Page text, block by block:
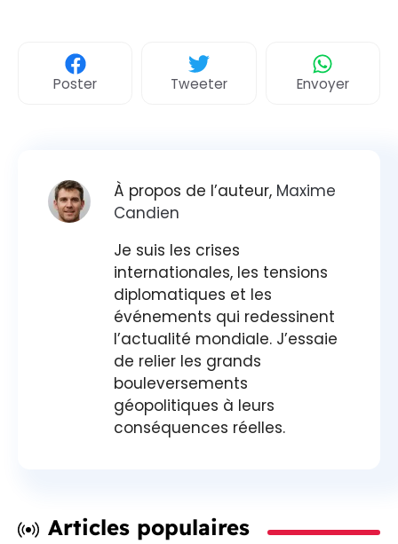
Poster Tweeter Envoyer
À propos de l’auteur, Maxime
Candien
Je suis les crises
internationales, les tensions
diplomatiques et les
événements qui redessinent
l’actualité mondiale. J’essaie
de relier les grands
bouleversements
géopolitiques à leurs
conséquences réelles.
Articles populaires